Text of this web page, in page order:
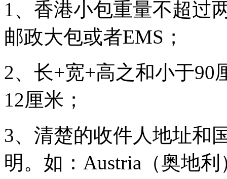
1、香港小包重量不超过
邮政大包或者EMS；
2、长+宽+高之和小于90
12厘米；
3、清楚的收件人地址和
明。如：Austria（奥地